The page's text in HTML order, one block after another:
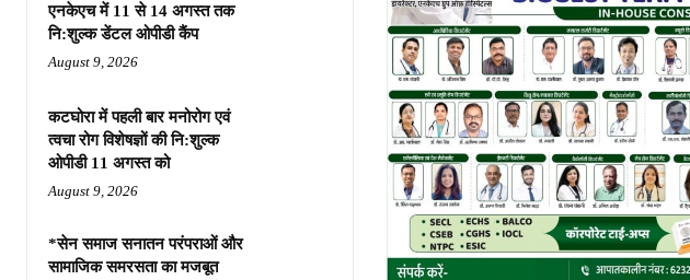
एनकेएच में 11 से 14 अगस्त तक
नि:शुल्क डेंटल ओपीडी कैंप
August 9, 2026
कटघोरा में पहली बार मनोरोग एवं
त्वचा रोग विशेषज्ञों की नि:शुल्क
ओपीडी 11 अगस्त को
August 9, 2026
*सेन समाज सनातन परंपराओं और
सामाजिक समरसता का मजबूत